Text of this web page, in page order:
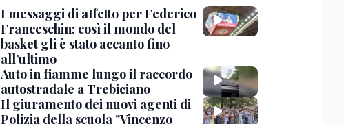
I messaggi di affetto per Federico
Franceschin: così il mondo del
basket gli è stato accanto fino
all’ultimo
Auto in fiamme lungo il raccordo
autostradale a Trebiciano
Il giuramento dei nuovi agenti di
Polizia della scuola "Vincenzo